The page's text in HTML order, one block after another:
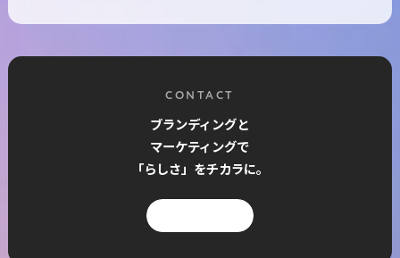
CONTACT
ブランディングと
マーケティングで
「らしさ」をチカラに。